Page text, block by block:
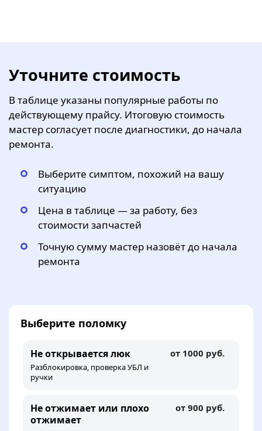
Уточните стоимость
В таблице указаны популярные работы по
действующему прайсу. Итоговую стоимость
мастер согласует после диагностики, до начала
ремонта.
Выберите симптом, похожий на вашу
ситуацию
Цена в таблице — за работу, без
стоимости запчастей
Точную сумму мастер назовёт до начала
ремонта
Выберите поломку
Не открывается люк
Разблокировка, проверка УБЛ и
ручки
от 1000 руб.
Не отжимает или плохо
отжимает
от 900 руб.